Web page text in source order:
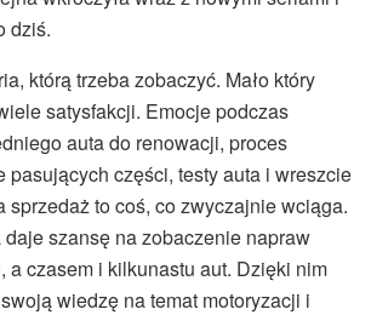
dziś.
którą trzeba zobaczyć. Mało który
satysfakcji. Emocje podczas
auta do renowacji, proces
pasujących części, testy auta i wreszcie
sprzedaż to coś, co zwyczajnie wciąga.
szansę na zobaczenie napraw
a czasem i kilkunastu aut. Dzięki nim
wiedzę na temat motoryzacji i